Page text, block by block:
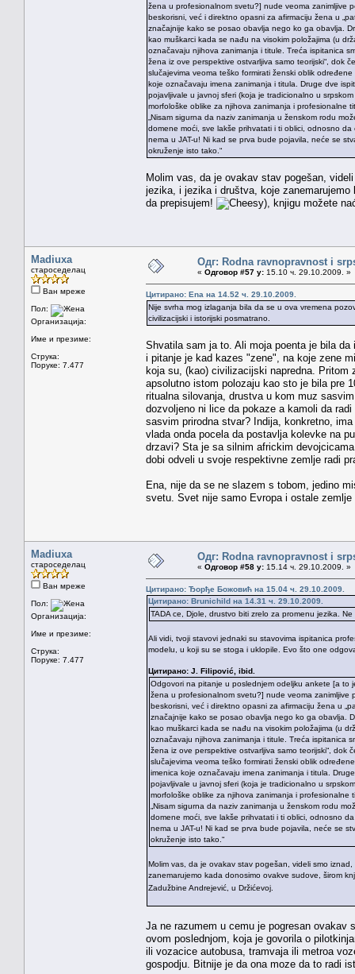
žena u profesionalnom svetu?] nude veoma zanimljive
beskorisni, već i direktno opasni za afirmaciju žena u
značajnije kako se posao obavlja nego ko ga obavlja.
kao muškarci kada se nađu na visokim položajima (u
označavaju njihova zanimanja i titule. Treća ispitanica
žena iz ove perspektive ostvarljiva samo teorijski“, dok
slučajevima veoma teško formirati ženski oblik
koje označavaju imena zanimanja i titula. Druge dve
pojavljivale u javnoj sferi (koja je tradicionalno u
morfološke oblike za njihova zanimanja i profesionalne
„Nisam sigurna da naziv zanimanja u ženskom rodu
domene moći, sve lakše prihvatati i ti oblici, odnosno
nema u JAT-u! Ni kad se prva bude pojavila, neće se
okruženje isto tako.“
Molim vas, da je ovakav stav pogešan,
jezika, i jezika i društva, koje
da prepisujem!
), knjigu možete
Madiuxa
староседелац
Ван мреже
Пол:
Организација:
Име и презиме:
Струка:
Поруке: 7.477
Одг: Rodna ravnopravnost i
« Одговор #57 у: 15.10 ч. 29.10.2009. »
Цитирано: Ena на 14.52 ч. 29.10.2009.
Nije svrha mog izlaganja bila da se u ova vremena
civilizacijski i istorijski posmatrano.
Shvatila sam ja to. Ali moja poenta je bila
i pitanje je kad kazes "zene", na koje zene
koja su, (kao) civilizacijski napredna. Pritom
apsolutno istom polozaju kao sto je bila pre
ritualna silovanja, drustva u kom muz
dozvoljeno ni lice da pokaze a kamoli da
sasvim prirodna stvar? Indija, konkretno,
vlada onda pocela da postavlja kolevke na
drzavi? Sta je sa silnim africkim
dobi odveli u svoje respektivne zemlje radi
Ena, nije da se ne slazem s tobom, jedino
svetu. Svet nije samo Evropa i ostale
Madiuxa
староседелац
Ван мреже
Пол:
Организација:
Име и презиме:
Струка:
Поруке: 7.477
Одг: Rodna ravnopravnost i
« Одговор #58 у: 15.14 ч. 29.10.2009. »
Цитирано: Ђорђе Божовић на 15.04 ч. 29.10.2009.
Цитирано: Brunichild на 14.31 ч. 29.10.2009.
TADA ce, Djole, drustvo biti zrelo za promenu jezika. Ne
Ali vidi, tvoji stavovi jednaki su stavovima ispitanica
modelu, u koji su se stoga i uklopile. Evo što one
Цитирано: J. Filipović, ibid.
Odgovori na pitanje u poslednjem odeljku ankete [a to
žena u profesionalnom svetu?] nude veoma
beskorisni, već i direktno opasni za afirmaciju žena u
značajnije kako se posao obavlja nego ko ga obavlja.
kao muškarci kada se nađu na visokim položajima (u
označavaju njihova zanimanja i titule. Treća ispitanica
žena iz ove perspektive ostvarljiva samo teorijski“, dok
slučajevima veoma teško formirati ženski oblik
imenica koje označavaju imena zanimanja i titula.
pojavljivale u javnoj sferi (koja je tradicionalno u
morfološke oblike za njihova zanimanja i
„Nisam sigurna da naziv zanimanja u ženskom rodu
domene moći, sve lakše prihvatati i ti oblici, odnosno
nema u JAT-u! Ni kad se prva bude pojavila, neće se
okruženje isto tako.“
Molim vas, da je ovakav stav pogešan, videli smo
zanemarujemo kada donosimo ovakve sudove, širom
Zadužbine Andrejević, u Držićevoj.
Ja ne razumem u cemu je pogresan
ovom poslednjom, koja je govorila o
ili vozacice autobusa, tramvaja ili metroa
gospodju. Bitnije je da ona moze da to radi